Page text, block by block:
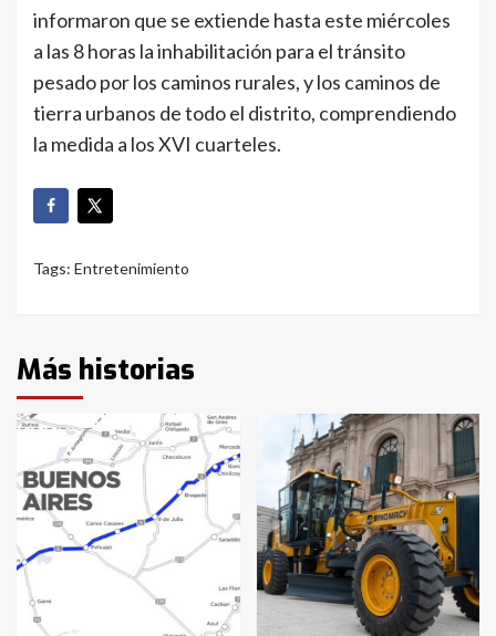
informaron que se extiende hasta este miércoles
a las 8 horas la inhabilitación para el tránsito
pesado por los caminos rurales, y los caminos de
tierra urbanos de todo el distrito, comprendiendo
la medida a los XVI cuarteles.
Tags: Entretenimiento
Más historias